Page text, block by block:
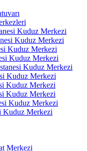
Kuduz Merkezi
Kuduz Merkezi
Kuduz Merkezi
Kuduz Merkezi
Kuduz Merkezi
Kuduz Merkezi
Kuduz Merkezi
Kuduz Merkezi
Kuduz Merkezi
Kuduz Merkezi
Merkezi